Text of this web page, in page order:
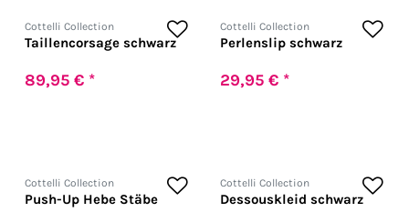
Cottelli Collection
Taillencorsage schwarz
89,95 € *
Cottelli Collection
Perlenslip schwarz
29,95 € *
Cottelli Collection
Push-Up Hebe Stäbe
Cottelli Collection
Dessouskleid schwarz